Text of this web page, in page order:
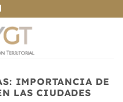
IMPORTANCIA DE
LAS CIUDADES